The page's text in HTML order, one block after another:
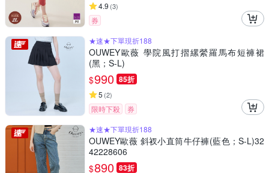
4.9 (3)
券
★速★下單現折188
OUWEY歐薇 學院風打摺縲縈羅馬布短褲裙
(黑；S-L)
$990 85折
5 (2)
限時下殺
券
★速★下單現折188
OUWEY歐薇 斜衩小直筒牛仔褲(藍色；S-L)32
42228606
$890 83折